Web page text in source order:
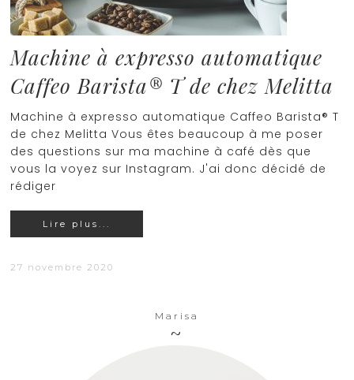
Machine à expresso automatique
Caffeo Barista® T de chez Melitta
Machine à expresso automatique Caffeo Barista® T
de chez Melitta Vous êtes beaucoup à me poser
des questions sur ma machine à café dès que
vous la voyez sur Instagram. J'ai donc décidé de
rédiger
Lire plus...
27 novembre 2020
Marisa